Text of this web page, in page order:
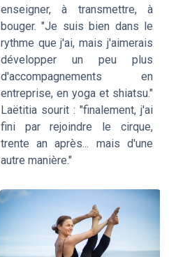
enseigner, à transmettre, à
bouger. "Je suis bien dans le
rythme que j'ai, mais j'aimerais
développer un peu plus
d'accompagnements en
entreprise, en yoga et shiatsu."
Laëtitia sourit : "finalement, j'ai
fini par rejoindre le cirque,
trente an après... mais d'une
autre manière."